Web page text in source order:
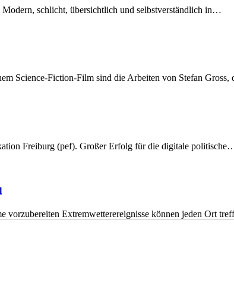
Modern, schlicht, übersichtlich und selbstverständlich in…
Science-Fiction-Film sind die Arbeiten von Stefan
Freiburg (pef). Großer Erfolg für die digitale
vorzubereiten Extremwetterereignisse können jeden Ort